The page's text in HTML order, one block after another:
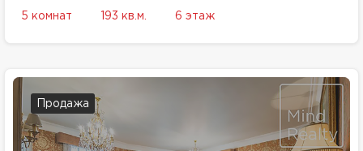
5 комнат 193 кв.м. 6 этаж
Продажа